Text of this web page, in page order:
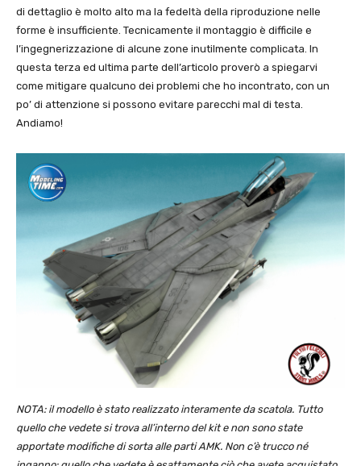
di dettaglio è molto alto ma la fedeltà della riproduzione nelle
forme è insufficiente. Tecnicamente il montaggio è difficile e
l’ingegnerizzazione di alcune zone inutilmente complicata. In
questa terza ed ultima parte dell’articolo proverò a spiegarvi
come mitigare qualcuno dei problemi che ho incontrato, con un
po’ di attenzione si possono evitare parecchi mal di testa.
Andiamo!
NOTA: il modello è stato realizzato interamente da scatola. Tutto
quello che vedete si trova all’interno del kit e non sono state
apportate modifiche di sorta alle parti AMK. Non c’è trucco né